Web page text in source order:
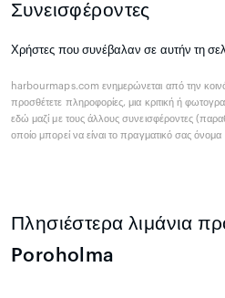
Συνεισφέροντες
Χρήστες που συνέβαλαν σε αυτήν τη
harbourmaps.com ενημερώνεται από την
προσθέτετε πληροφορίες, μια κριτική ή
εδώ μαζί με τους άλλους συνεισφέροντες
οποίο μπορεί να είναι το πραγματικό σας
Πλησιέστερα λιμάνια
Poroholma